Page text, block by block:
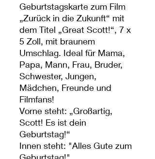
Geburtstagskarte zum Film
„Zurück in die Zukunft“ mit
dem Titel „Great Scott!“, 7 x
5 Zoll, mit braunem
Umschlag. Ideal für Mama,
Papa, Mann, Frau, Bruder,
Schwester, Jungen,
Mädchen, Freunde und
Filmfans!
Vorne steht: „Großartig,
Scott! Es ist dein
Geburtstag!“
Innen steht: "Alles Gute zum